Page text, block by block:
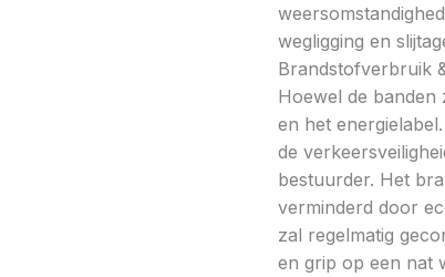
wegligging en
Brandstofverbruik
Hoewel de banden
en het
de
bestuurder. Het
verminderd door
zal regelmatig
en grip op een nat